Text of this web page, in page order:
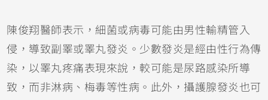
陳俊翔醫師表示，細菌或病毒可能由男性輸精管入
侵，導致副睪或睪丸發炎。少數發炎是經由性行為傳
染，以睪丸疼痛表現來說，較可能是尿路感染所導
致，而非淋病、梅毒等性病。此外，攝護腺發炎也可